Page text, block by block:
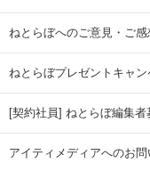
ねとらぼへのご意見・ご感
ねとらぼプレゼントキャ
[契約社員] ねとらぼ編集者
アイティメディアへのお